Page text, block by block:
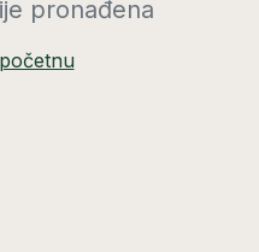
pronađena